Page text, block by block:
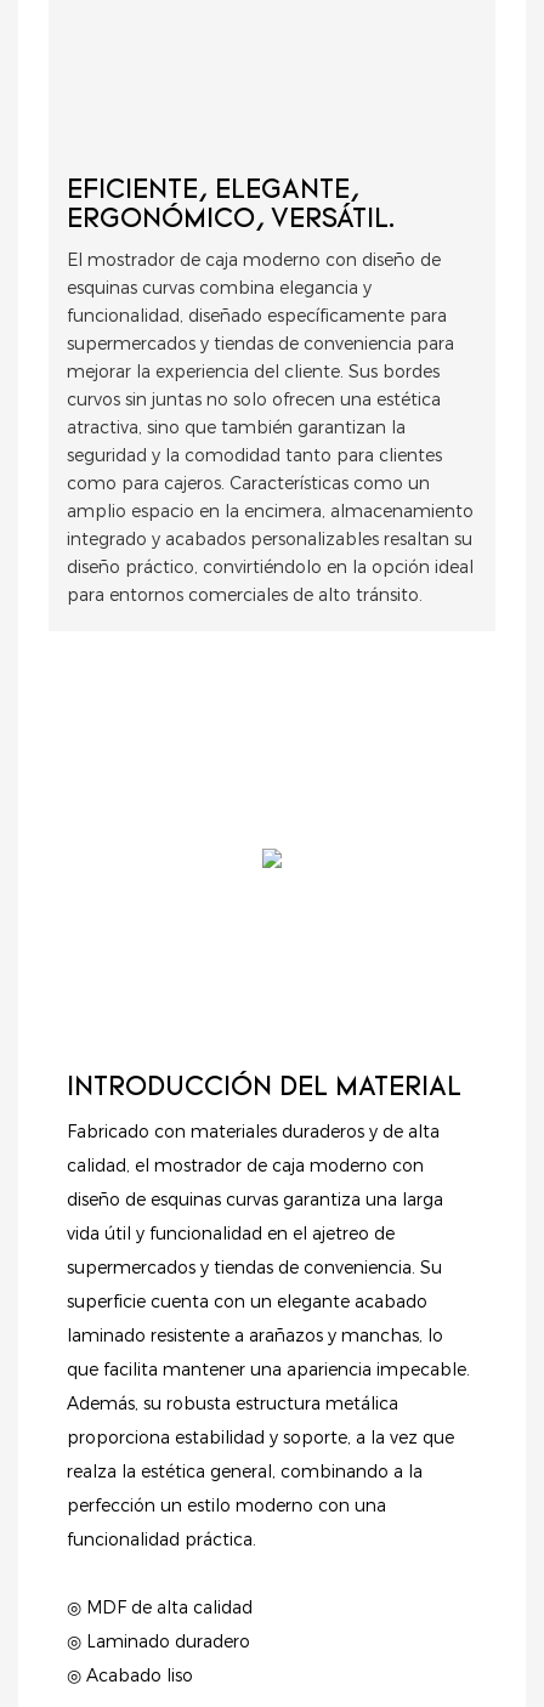
EFICIENTE, ELEGANTE,
ERGONÓMICO, VERSÁTIL.
El mostrador de caja moderno con diseño de
esquinas curvas combina elegancia y
funcionalidad, diseñado específicamente para
supermercados y tiendas de conveniencia para
mejorar la experiencia del cliente. Sus bordes
curvos sin juntas no solo ofrecen una estética
atractiva, sino que también garantizan la
seguridad y la comodidad tanto para clientes
como para cajeros. Características como un
amplio espacio en la encimera, almacenamiento
integrado y acabados personalizables resaltan su
diseño práctico, convirtiéndolo en la opción ideal
para entornos comerciales de alto tránsito.
INTRODUCCIÓN DEL MATERIAL
Fabricado con materiales duraderos y de alta
calidad, el mostrador de caja moderno con
diseño de esquinas curvas garantiza una larga
vida útil y funcionalidad en el ajetreo de
supermercados y tiendas de conveniencia. Su
superficie cuenta con un elegante acabado
laminado resistente a arañazos y manchas, lo
que facilita mantener una apariencia impecable.
Además, su robusta estructura metálica
proporciona estabilidad y soporte, a la vez que
realza la estética general, combinando a la
perfección un estilo moderno con una
funcionalidad práctica.
◎ MDF de alta calidad
◎ Laminado duradero
◎ Acabado liso